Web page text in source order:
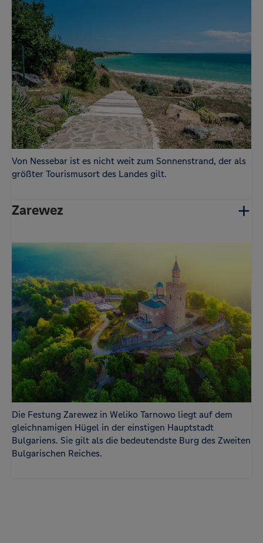
Von Nessebar ist es nicht weit zum Sonnenstrand, der als
größter Tourismusort des Landes gilt.
Zarewez
Die Festung Zarewez in Weliko Tarnowo liegt auf dem
gleichnamigen Hügel in der einstigen Hauptstadt
Bulgariens. Sie gilt als die bedeutendste Burg des Zweiten
Bulgarischen Reiches.